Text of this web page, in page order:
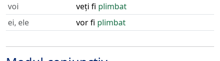
voi
veți fi plimbat
ei, ele
vor fi plimbat